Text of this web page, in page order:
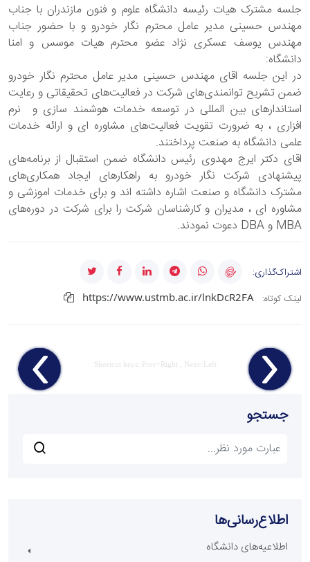
جلسه مشترک هیات رئیسه دانشگاه علوم و فنون مازندران با جناب
مهندس حسینی مدیر عامل محترم نگار خودرو و با حضور جناب
مهندس یوسف عسکری نژاد عضو محترم هیات موسس و امنا
دانشگاه:
در این جلسه اقای مهندس حسینی مدیر عامل محترم نگار خودرو
ضمن تشریح توانمندی‌های شرکت در فعالیت‌های تحقیقاتی و رعایت
استاندارهای بین المللی در توسعه خدمات هوشمند سازی و نرم
افزاری ، به ضرورت تقویت فعالیت‌های مشاوره ای و ارائه خدمات
علمی دانشگاه به صنعت پرداختند.
اقای دکتر ایرج مهدوی رئیس دانشگاه ضمن استقبال از برنامه‌های
پیشنهادی شرکت نگار خودرو به راهکارهای ایجاد همکاری‌های
مشترک دانشگاه و صنعت اشاره داشته اند و برای خدمات اموزشی و
مشاوره ای ، مدیران و کارشناسان شرکت را برای شرکت در دوره‌های
MBA و DBA دعوت نمودند.
اشتراک‌گذاری:
لینک کوتاه:
https://www.ustmb.ac.ir/lnkDcR2FA
Shortcut keys: Prev=Right , Next=Left
جستجو
اطلاع‌رسانی‌ها
اطلاعیه‌های دانشگاه